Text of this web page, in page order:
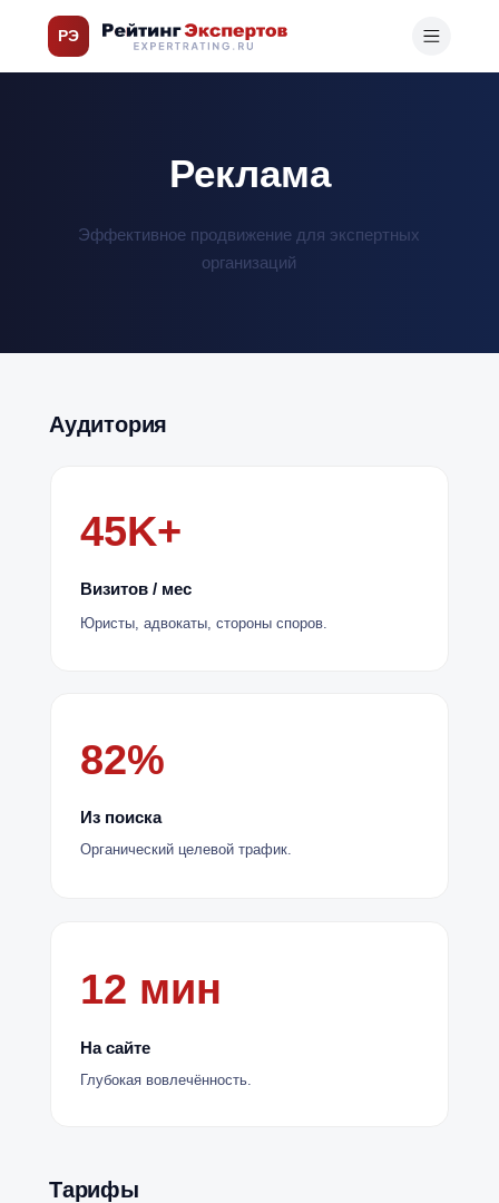
РЭ
Реклама
Эффективное продвижение для экспертных
организаций
Аудитория
Визитов / мес
45K+
Юристы, адвокаты, стороны споров.
Из поиска
82%
Органический целевой трафик.
На сайте
12 мин
Глубокая вовлечённость.
Тарифы